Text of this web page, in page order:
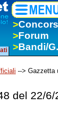
>
>Forum
>Bandi/
--> Gazzetta
del 22/6/